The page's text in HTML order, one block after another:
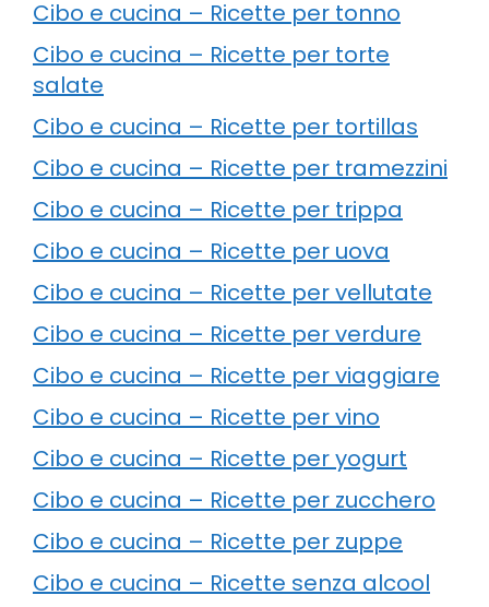
Cibo e cucina – Ricette per tonno
Cibo e cucina – Ricette per torte
salate
Cibo e cucina – Ricette per tortillas
Cibo e cucina – Ricette per tramezzini
Cibo e cucina – Ricette per trippa
Cibo e cucina – Ricette per uova
Cibo e cucina – Ricette per vellutate
Cibo e cucina – Ricette per verdure
Cibo e cucina – Ricette per viaggiare
Cibo e cucina – Ricette per vino
Cibo e cucina – Ricette per yogurt
Cibo e cucina – Ricette per zucchero
Cibo e cucina – Ricette per zuppe
Cibo e cucina – Ricette senza alcool